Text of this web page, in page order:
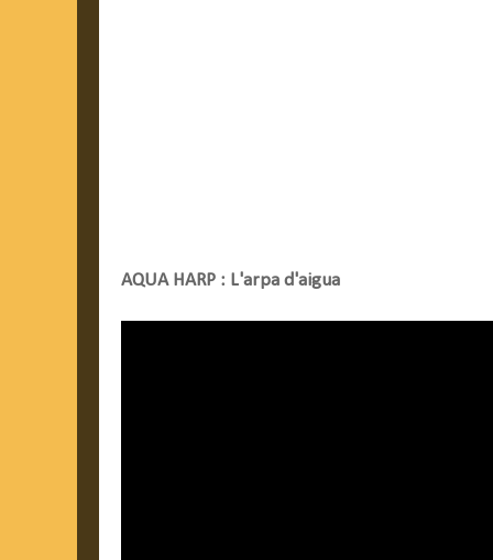
AQUA HARP : L'arpa d'aigua